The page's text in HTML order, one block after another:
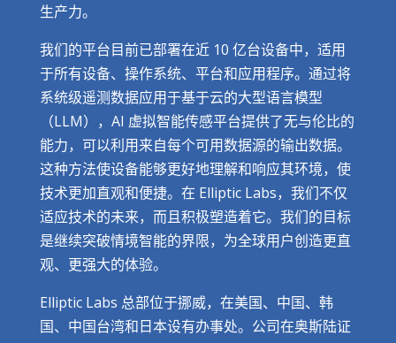
生产力。
我们的平台目前已部署在近 10 亿台设备中，适用
于所有设备、操作系统、平台和应用程序。通过将
系统级遥测数据应用于基于云的大型语言模型
（LLM），AI 虚拟智能传感平台提供了无与伦比的
能力，可以利用来自每个可用数据源的输出数据。
这种方法使设备能够更好地理解和响应其环境，使
技术更加直观和便捷。在 Elliptic Labs，我们不仅
适应技术的未来，而且积极塑造着它。我们的目标
是继续突破情境智能的界限，为全球用户创造更直
观、更强大的体验。
Elliptic Labs 总部位于挪威，在美国、中国、韩
国、中国台湾和日本设有办事处。公司在奥斯陆证